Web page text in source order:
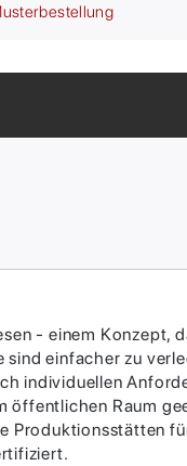
- einem Konzept,
einfacher zu
individuellen
öffentlichen Raum
Produktionsstätten